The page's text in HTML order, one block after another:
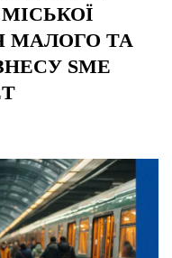
МАЛОГО ТА
SME